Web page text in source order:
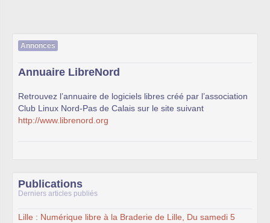
Annonces
Annuaire LibreNord
Retrouvez l’annuaire de logiciels libres créé par l’association
Club Linux Nord-Pas de Calais sur le site suivant
http://www.librenord.org
Publications
Derniers articles publiés
Lille : Numérique libre à la Braderie de Lille, Du samedi 5